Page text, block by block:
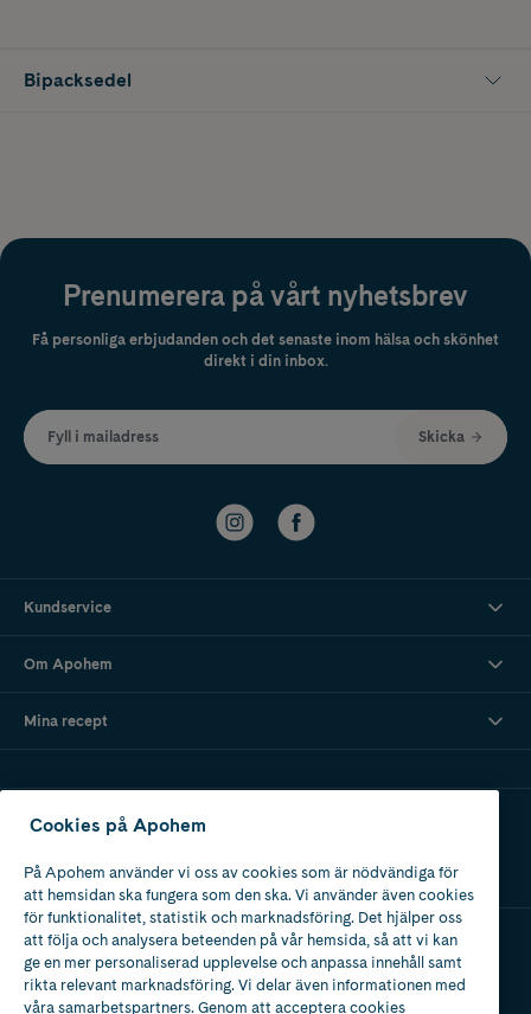
Bipacksedel
Prenumerera på vårt nyhetsbrev
Få personliga erbjudanden och det senaste inom hälsa och skönhet
direkt i din inbox.
Fyll i mailadress Skicka
Kundservice
Om Apohem
Mina recept
Ladda ner vår app
Apotek med tillstånd
av Läkemedelsverket
Cookies på Apohem
På Apohem använder vi oss av cookies som är nödvändiga för
att hemsidan ska fungera som den ska. Vi använder även cookies
för funktionalitet, statistik och marknadsföring. Det hjälper oss
att följa och analysera beteenden på vår hemsida, så att vi kan
ge en mer personaliserad upplevelse och anpassa innehåll samt
rikta relevant marknadsföring. Vi delar även informationen med
våra samarbetspartners. Genom att acceptera cookies